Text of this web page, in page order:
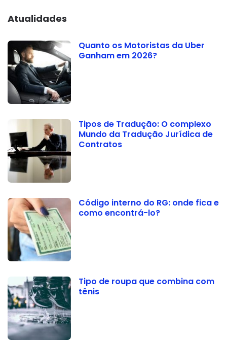
Atualidades
Quanto os Motoristas da Uber
Ganham em 2026?
Tipos de Tradução: O complexo
Mundo da Tradução Jurídica de
Contratos
Código interno do RG: onde fica e
como encontrá-lo?
Tipo de roupa que combina com
tênis